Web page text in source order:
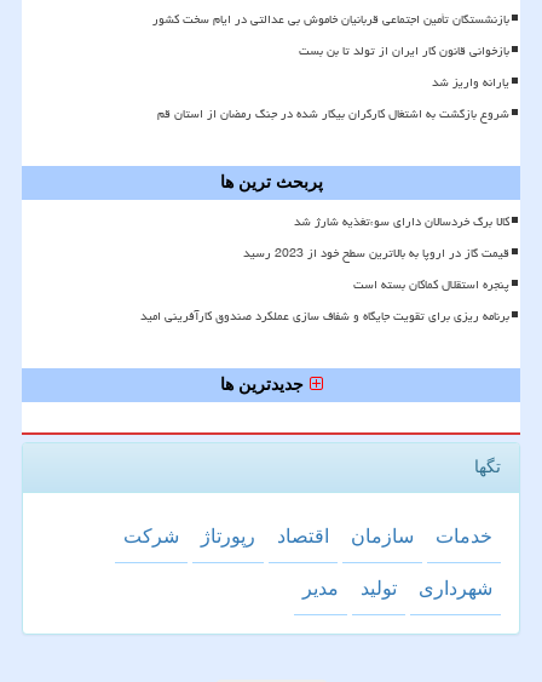
بازنشستگان تأمین اجتماعی قربانیان خاموش بی عدالتی در ایام سخت کشور
بازخوانی قانون کار ایران از تولد تا بن بست
یارانه واریز شد
شروع بازگشت به اشتغال کارگران بیکار شده در جنگ رمضان از استان قم
پربحث ترین ها
کالا برگ خردسالان دارای سوءتغذیه شارژ شد
قیمت گاز در اروپا به بالاترین سطح خود از 2023 رسید
پنجره استقلال کماکان بسته است
برنامه ریزی برای تقویت جایگاه و شفاف سازی عملکرد صندوق کارآفرینی امید
جدیدترین ها
تگها
خدمات سازمان اقتصاد رپورتاژ شركت
شهرداری تولید مدیر